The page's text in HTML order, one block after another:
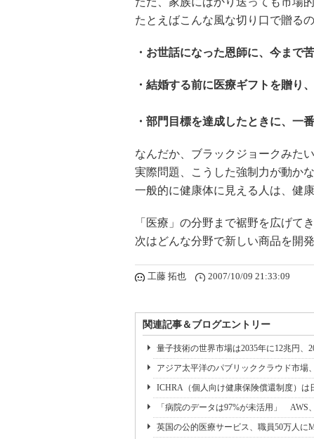
たとえばこんな風な切り口で贈る
・お世話になった恩師に、今まで
・結婚する前に医療ギフトを贈り
・部門目標を達成したときに、一
なんだか、ブラックジョークみた
実際問題、こうした強制力が動かな
一般的に健康体に見える人は、健
「医療」の分野まで裾野を広げて
次はどんな分野で新しい商品を開
工藤 拓也 2007/10/09 21:33:09
関連記事＆ブログエントリー
量子技術の世界市場は2035年に12兆円、
アジア太平洋のパブリッククラウド市場
ICHRA（個人向け健康保険償還制度）は
「病院のデータは97%が未活用」 AWS
英国の公的医療サービス、職員50万人